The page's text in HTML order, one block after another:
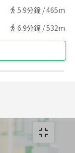
5.9分鐘 /465m
6.9分鐘 /532m